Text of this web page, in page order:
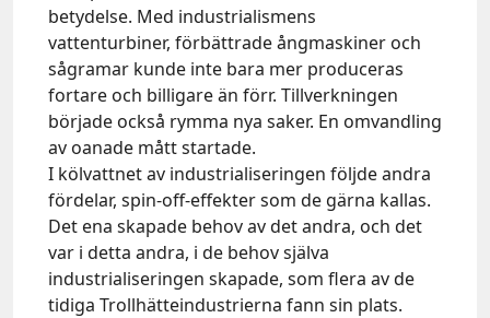
betydelse. Med industrialismens
vattenturbiner, förbättrade ångmaskiner och
sågramar kunde inte bara mer produceras
fortare och billigare än förr. Tillverkningen
började också rymma nya saker. En omvandling
av oanade mått startade.
I kölvattnet av industrialiseringen följde andra
fördelar, spin-off-effekter som de gärna kallas.
Det ena skapade behov av det andra, och det
var i detta andra, i de behov själva
industrialiseringen skapade, som flera av de
tidiga Trollhätteindustrierna fann sin plats.